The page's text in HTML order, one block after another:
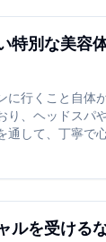
特別な美容
に行くこと自体
り、ヘッドスパ
通して、丁寧で
ルを受ける